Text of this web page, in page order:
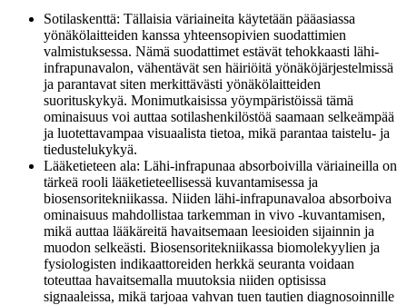
Sotilaskenttä: Tällaisia väriaineita käytetään pääasiassa
yönäkölaitteiden kanssa yhteensopivien suodattimien
valmistuksessa. Nämä suodattimet estävät tehokkaasti lähi-
infrapunavalon, vähentävät sen häiriöitä yönäköjärjestelmissä
ja parantavat siten merkittävästi yönäkölaitteiden
suorituskykyä. Monimutkaisissa yöympäristöissä tämä
ominaisuus voi auttaa sotilashenkilöstöä saamaan selkeämpää
ja luotettavampaa visuaalista tietoa, mikä parantaa taistelu- ja
tiedustelukykyä.
Lääketieteen ala: Lähi-infrapunaa absorboivilla väriaineilla on
tärkeä rooli lääketieteellisessä kuvantamisessa ja
biosensoritekniikassa. Niiden lähi-infrapunavaloa absorboiva
ominaisuus mahdollistaa tarkemman in vivo -kuvantamisen,
mikä auttaa lääkäreitä havaitsemaan leesioiden sijainnin ja
muodon selkeästi. Biosensoritekniikassa biomolekyylien ja
fysiologisten indikaattoreiden herkkä seuranta voidaan
toteuttaa havaitsemalla muutoksia niiden optisissa
signaaleissa, mikä tarjoaa vahvan tuen tautien diagnosoinnille